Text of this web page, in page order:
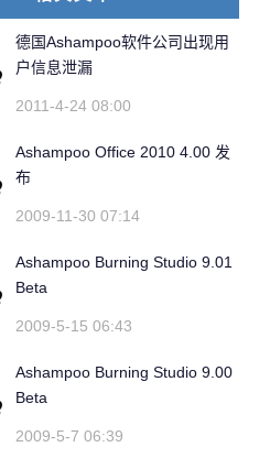
德国Ashampoo软件公司出现用
户信息泄漏
2011-4-24 08:00
Ashampoo Office 2010 4.00 发
布
2009-11-30 07:14
Ashampoo Burning Studio 9.01
Beta
2009-5-15 06:43
Ashampoo Burning Studio 9.00
Beta
2009-5-7 06:39